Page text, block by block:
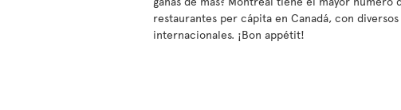
restaurantes per cápita en Canadá, con
internacionales. ¡Bon appétit!